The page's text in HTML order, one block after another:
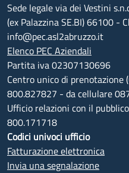
Sede legale via dei Vestini
(ex Palazzina SE.BI) 66100 -
info@pec.asl2abruzzo.it
Elenco PEC Aziendali
Partita iva 02307130696
Centro unico di prenotazione
800.827827 - da cellulare
Ufficio relazioni con il
800.171718
Codici univoci ufficio
Fatturazione elettronica
Invia una segnalazione